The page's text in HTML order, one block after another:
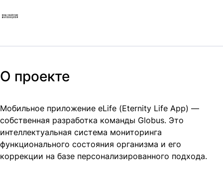
О проекте
Мобильное приложение eLife (Eternity Life App) —
собственная разработка команды Globus. Это
интеллектуальная система мониторинга
функционального состояния организма и его
коррекции на базе персонализированного подхода.